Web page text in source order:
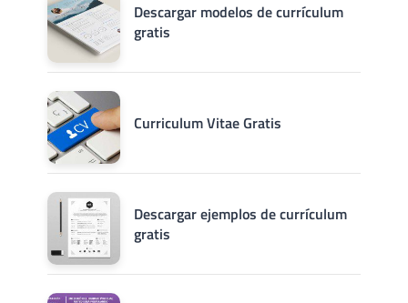
Descargar modelos de currículum
gratis
Curriculum Vitae Gratis
Descargar ejemplos de currículum
gratis